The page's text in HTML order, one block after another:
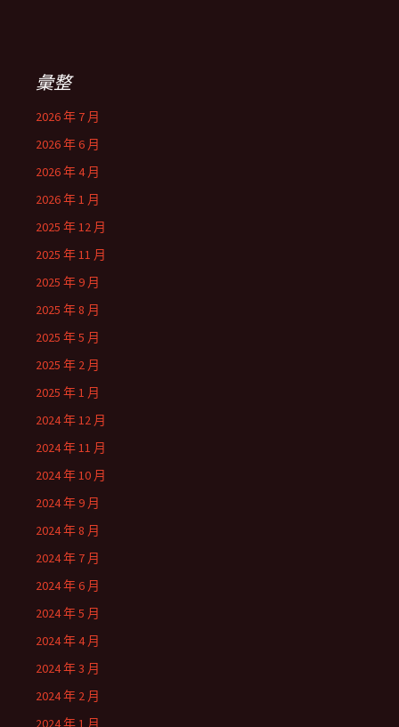
彙整
2026 年 7 月
2026 年 6 月
2026 年 4 月
2026 年 1 月
2025 年 12 月
2025 年 11 月
2025 年 9 月
2025 年 8 月
2025 年 5 月
2025 年 2 月
2025 年 1 月
2024 年 12 月
2024 年 11 月
2024 年 10 月
2024 年 9 月
2024 年 8 月
2024 年 7 月
2024 年 6 月
2024 年 5 月
2024 年 4 月
2024 年 3 月
2024 年 2 月
2024 年 1 月